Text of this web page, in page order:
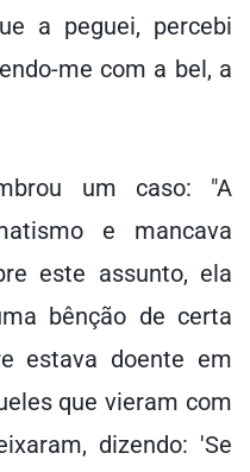
a peguei, percebi
me com a bel, a
um caso: "A
e mancava
este assunto, ela
bênção de certa
estava doente em
que vieram com
dizendo: 'Se